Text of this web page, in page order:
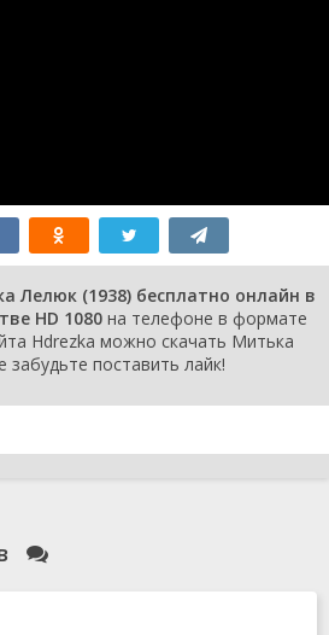
Лелюк (1938) бесплатно онлайн в
HD 1080 на телефоне в формате
Hdrezka можно скачать Митька
забудьте поставить лайк!